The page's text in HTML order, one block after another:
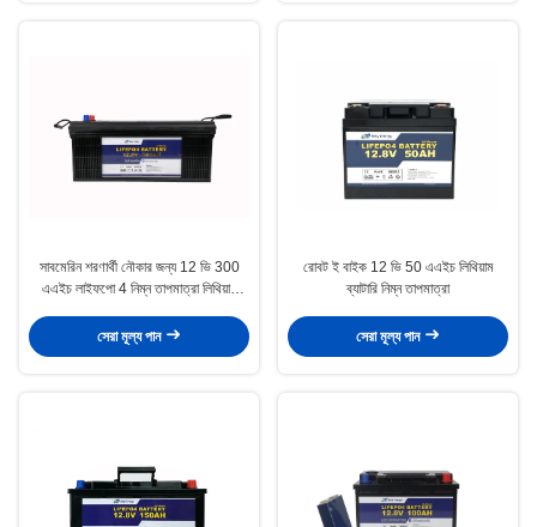
সাবমেরিন শরণার্থী নৌকার জন্য 12 ভি 300
এএইচ লাইফপো 4 নিম্ন তাপমাত্রা লিথিয়াম
সেরা মূল্য পান
রোবট ই বাইক 12 ভি 50 এএইচ লিথিয়াম
ব্যাটারি নিম্ন তাপমাত্রা
সেরা মূল্য পান